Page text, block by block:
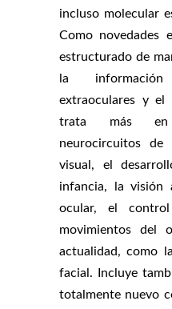
incluso molecular
Como novedades
estructurado de
la
extraoculares y el
trata más en
neurocircuitos de
visual, el
infancia, la visión
ocular, el
movimientos del
actualidad, como
facial. Incluye
totalmente nuevo